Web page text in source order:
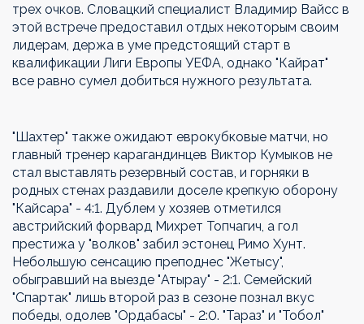
трех очков. Словацкий специалист Владимир Вайсс в
этой встрече предоставил отдых некоторым своим
лидерам, держа в уме предстоящий старт в
квалификации Лиги Европы УЕФА, однако "Кайрат"
все равно сумел добиться нужного результата.
"Шахтер" также ожидают еврокубковые матчи, но
главный тренер карагандинцев Виктор Кумыков не
стал выставлять резервный состав, и горняки в
родных стенах раздавили доселе крепкую оборону
"Кайсара" - 4:1. Дублем у хозяев отметился
австрийский форвард Михрет Топчагич, а гол
престижа у "волков" забил эстонец Римо Хунт.
Небольшую сенсацию преподнес "Жетысу",
обыгравший на выезде "Атырау" - 2:1. Семейский
"Спартак" лишь второй раз в сезоне познал вкус
победы, одолев "Ордабасы" - 2:0. "Тараз" и "Тобол"